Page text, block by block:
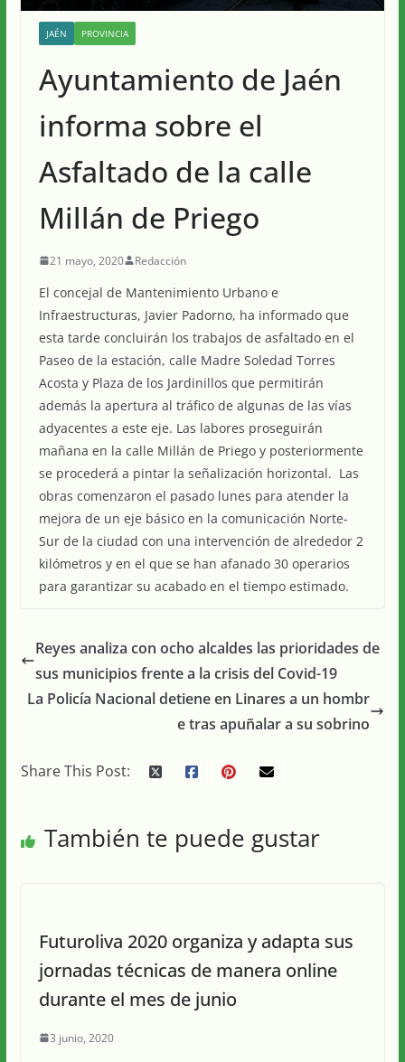
JAÉN PROVINCIA
Ayuntamiento de Jaén
informa sobre el
Asfaltado de la calle
Millán de Priego
21 mayo, 2020 Redacción
El concejal de Mantenimiento Urbano e
Infraestructuras, Javier Padorno, ha informado que
esta tarde concluirán los trabajos de asfaltado en el
Paseo de la estación, calle Madre Soledad Torres
Acosta y Plaza de los Jardinillos que permitirán
además la apertura al tráfico de algunas de las vías
adyacentes a este eje. Las labores proseguirán
mañana en la calle Millán de Priego y posteriormente
se procederá a pintar la señalización horizontal. Las
obras comenzaron el pasado lunes para atender la
mejora de un eje básico en la comunicación Norte-
Sur de la ciudad con una intervención de alrededor 2
kilómetros y en el que se han afanado 30 operarios
para garantizar su acabado en el tiempo estimado.
Reyes analiza con ocho alcaldes las prioridades de
sus municipios frente a la crisis del Covid-19
La Policía Nacional detiene en Linares a un hombr
e tras apuñalar a su sobrino
Share This Post:
También te puede gustar
Futuroliva 2020 organiza y adapta sus
jornadas técnicas de manera online
durante el mes de junio
3 junio, 2020